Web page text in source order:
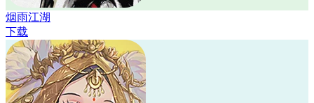
烟雨江湖
下载